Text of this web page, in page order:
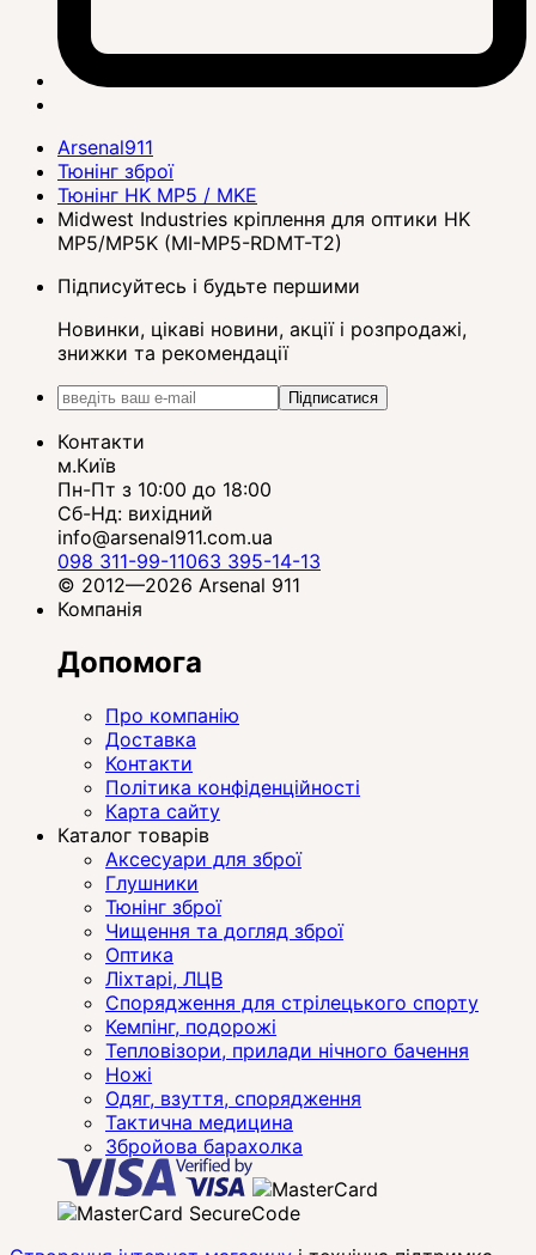
Arsenal911
Тюнінг зброї
Тюнінг HK MP5 / MKE
Midwest Industries кріплення для оптики HK
MP5/MP5K (MI-MP5-RDMT-T2)
Підписуйтесь і будьте першими
Новинки, цікаві новини, акції і розпродажі,
знижки та рекомендації
Підписатися
Контакти
м.Київ
Пн-Пт з 10:00 до 18:00
Сб-Нд: вихідний
info@arsenal911.com.ua
098 311-99-11063 395-14-13
© 2012—2026 Arsenal 911
Компанія
Допомога
Про компанію
Доставка
Контакти
Політика конфіденційності
Карта сайту
Каталог товарів
Аксесуари для зброї
Глушники
Тюнінг зброї
Чищення та догляд зброї
Оптика
Ліхтарі, ЛЦВ
Спорядження для стрілецького спорту
Кемпінг, подорожі
Тепловізори, прилади нічного бачення
Ножі
Одяг, взуття, спорядження
Тактична медицина
Збройова барахолка